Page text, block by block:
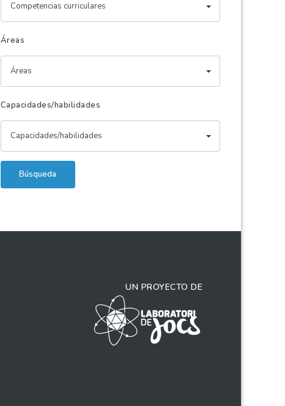
Competencias curriculares
Áreas
Áreas
Capacidades/habilidades
Capacidades/habilidades
Búsqueda
UN PROYECTO DE